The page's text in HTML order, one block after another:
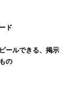
ド
ールできる、掲示
の